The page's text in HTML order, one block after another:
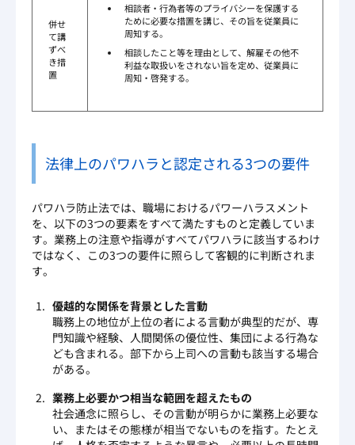
併せ
て講
ずべ
き措
置
相談者・行為者等のプライバシーを保護する
ために必要な措置を講じ、その旨を従業員に
周知する。
相談したこと等を理由として、解雇その他不
利益な取扱いをされない旨を定め、従業員に
周知・啓発する。
法律上のパワハラと認定される3つの要件
パワハラ防止法では、職場におけるパワーハラスメント
を、以下の3つの要素をすべて満たすものと定義していま
す。業務上の注意や指導がすべてパワハラに該当するわけ
ではなく、この3つの要件に照らして客観的に判断されま
す。
優越的な関係を背景とした言動
職務上の地位が上位の者による言動が典型的だが、専
門知識や経験、人間関係の優位性、集団による行為な
ども含まれる。部下から上司への言動も該当する場合
がある。
業務上必要かつ相当な範囲を超えたもの
社会通念に照らし、その言動が明らかに業務上必要な
い、またはその態様が相当でないものを指す。たとえ